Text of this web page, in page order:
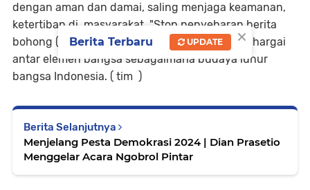
dengan aman dan damai, saling menjaga keamanan,
ketertiban di masyarakat. "Stop penyebaran berita
bohong (hoax), saling menghormati dan menghargai
antar elemen bangsa sebagaimana budaya luhur
bangsa Indonesia. ( tim )
Berita Selanjutnya
Menjelang Pesta Demokrasi 2024 | Dian Prasetio
Menggelar Acara Ngobrol Pintar
×
Berita Terbaru UPDATE